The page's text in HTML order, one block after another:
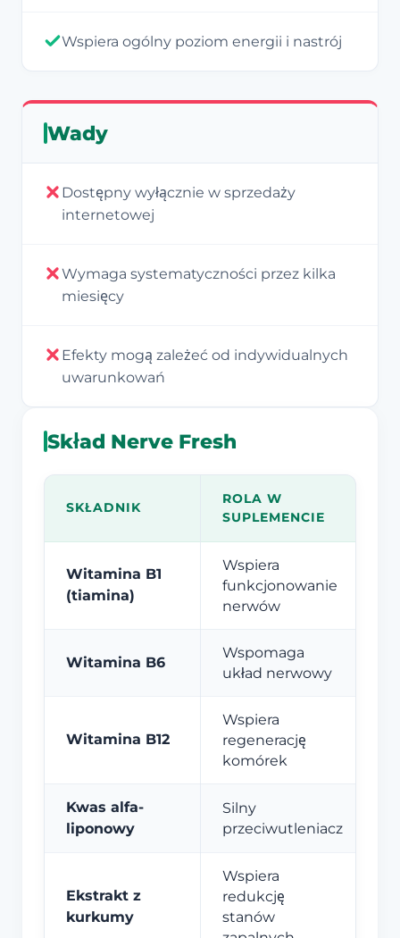
Wspiera ogólny poziom energii i nastrój
Wady
Dostępny wyłącznie w sprzedaży
internetowej
Wymaga systematyczności przez kilka
miesięcy
Efekty mogą zależeć od indywidualnych
uwarunkowań
Skład Nerve Fresh
SKŁADNIK
ROLA W
SUPLEMENCIE
Witamina B1
(tiamina)
Wspiera
funkcjonowanie
nerwów
Witamina B6
Wspomaga
układ nerwowy
Witamina B12
Wspiera
regenerację
komórek
Kwas alfa-
liponowy
Silny
przeciwutleniacz
Ekstrakt z
kurkumy
Wspiera
redukcję
stanów